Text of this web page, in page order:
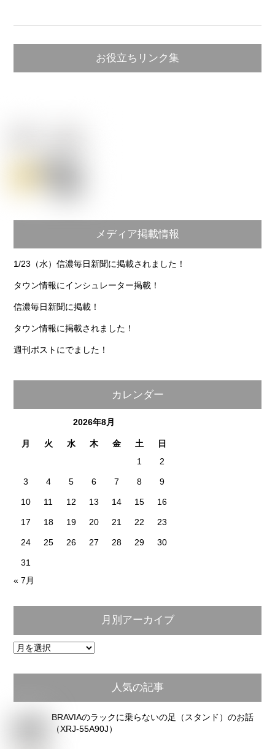
お役立ちリンク集
メディア掲載情報
1/23（水）信濃毎日新聞に掲載されました！
タウン情報にインシュレーター掲載！
信濃毎日新聞に掲載！
タウン情報に掲載されました！
週刊ポストにでました！
カレンダー
2026年8月
月 火 水 木 金 土
日
1
2
3 4 5 6 7 8 9
10 11 12 13 14 15 16
17 18 19 20 21 22 23
24 25 26 27 28 29 30
31
« 7月
月別アーカイブ
月
ア
カ
人気の記事
BRAVIAのラックに乗らないの足（スタンド）のお話
（XRJ-55A90J）